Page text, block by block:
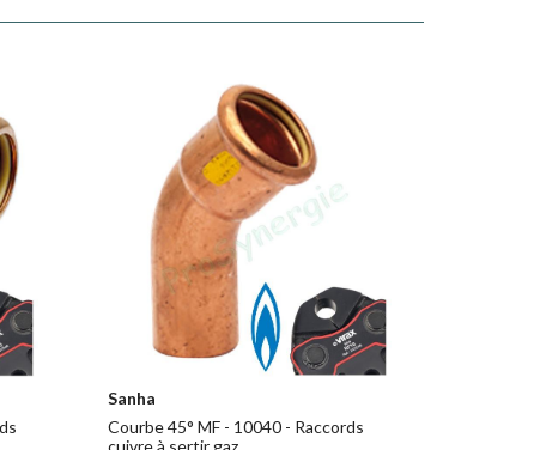
Sanha
Courbe 45° MF - 10040 - Raccords
cuivre à sertir gaz